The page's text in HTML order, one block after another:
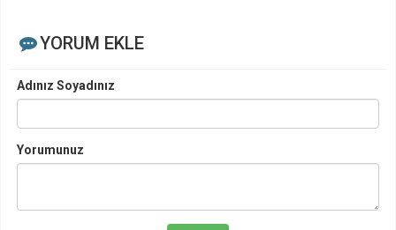
YORUM EKLE
Adınız Soyadınız
Yorumunuz